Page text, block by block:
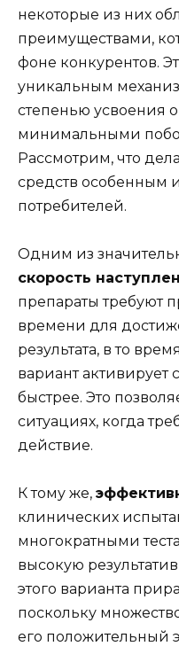
некоторые из них
преимуществами,
фоне конкурентов.
уникальным
степенью усвоения
минимальными
Рассмотрим, что
средств особенным
потребителей.
Одним из
скорость
препараты требуют
времени для
результата, в то
вариант активирует
быстрее. Это
ситуациях, когда
действие.
К тому же,
клинических
многократными
высокую
этого варианта
поскольку
его положительный